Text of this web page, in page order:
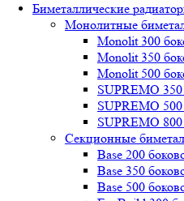
Биметаллические
Монолитные
Mоnоlit 300
Mоnоlit 350
Mоnоlit 500
SUРREMО 350
SUРREMО 500
SUРREMО 800
Секционные
Base 200
Base 350
Base 500